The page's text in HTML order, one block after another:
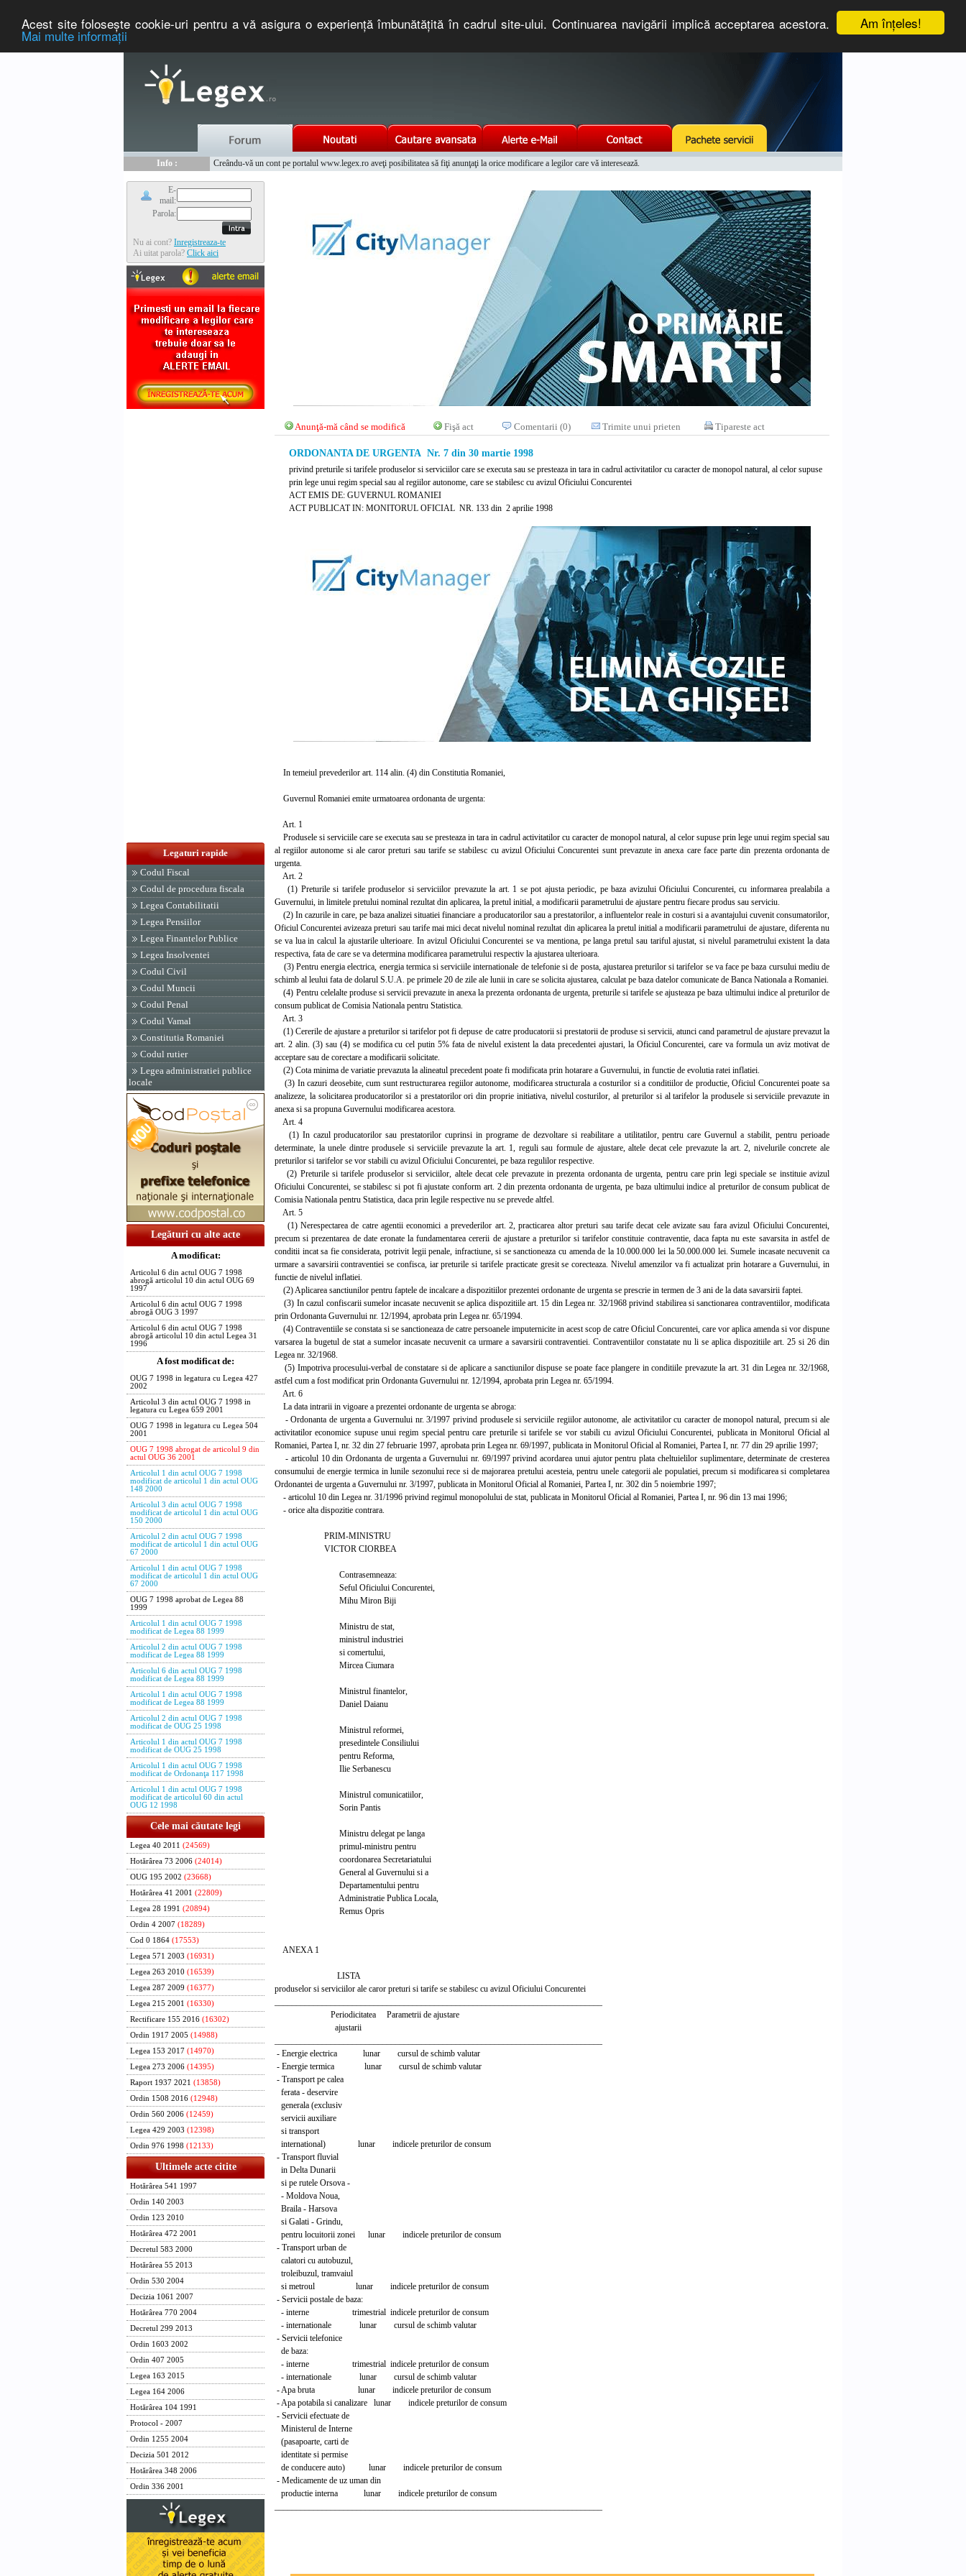
Am înţeles!
Acest site foloseşte cookie-uri pentru a vă asigura o experienţă îmbunătăţită în cadrul site-ului. Continuarea navigării implică acceptarea acestora.
Mai multe informaţii
Info :
Creându-vă un cont pe portalul www.legex.ro aveţi posibilitatea să fiţi anunţaţi la orice modificare a legilor care vă interesează.
E-
mail:
Parola:
Nu ai cont? Inregistreaza-te
Ai uitat parola? Click aici
Legaturi rapide
Codul Fiscal
Codul de procedura fiscala
Legea Contabilitatii
Legea Pensiilor
Legea Finantelor Publice
Legea Insolventei
Codul Civil
Codul Muncii
Codul Penal
Codul Vamal
Constitutia Romaniei
Codul rutier
Legea administratiei publice
locale
Legături cu alte acte
A modificat:
Articolul 6 din actul OUG 7 1998
abrogă articolul 10 din actul OUG 69
1997
Articolul 6 din actul OUG 7 1998
abrogă OUG 3 1997
Articolul 6 din actul OUG 7 1998
abrogă articolul 10 din actul Legea 31
1996
A fost modificat de:
OUG 7 1998 in legatura cu Legea 427
2002
Articolul 3 din actul OUG 7 1998 in
legatura cu Legea 659 2001
OUG 7 1998 in legatura cu Legea 504
2001
OUG 7 1998 abrogat de articolul 9 din
actul OUG 36 2001
Articolul 1 din actul OUG 7 1998
modificat de articolul 1 din actul OUG
148 2000
Articolul 3 din actul OUG 7 1998
modificat de articolul 1 din actul OUG
150 2000
Articolul 2 din actul OUG 7 1998
modificat de articolul 1 din actul OUG
67 2000
Articolul 1 din actul OUG 7 1998
modificat de articolul 1 din actul OUG
67 2000
OUG 7 1998 aprobat de Legea 88
1999
Articolul 1 din actul OUG 7 1998
modificat de Legea 88 1999
Articolul 2 din actul OUG 7 1998
modificat de Legea 88 1999
Articolul 6 din actul OUG 7 1998
modificat de Legea 88 1999
Articolul 1 din actul OUG 7 1998
modificat de Legea 88 1999
Articolul 2 din actul OUG 7 1998
modificat de OUG 25 1998
Articolul 1 din actul OUG 7 1998
modificat de OUG 25 1998
Articolul 1 din actul OUG 7 1998
modificat de Ordonanţa 117 1998
Articolul 1 din actul OUG 7 1998
modificat de articolul 60 din actul
OUG 12 1998
Cele mai căutate legi
Legea 40 2011 (24569)
Hotărârea 73 2006 (24014)
OUG 195 2002 (23668)
Hotărârea 41 2001 (22809)
Legea 28 1991 (20894)
Ordin 4 2007 (18289)
Cod 0 1864 (17553)
Legea 571 2003 (16931)
Legea 263 2010 (16539)
Legea 287 2009 (16377)
Legea 215 2001 (16330)
Rectificare 155 2016 (16302)
Ordin 1917 2005 (14988)
Legea 153 2017 (14970)
Legea 273 2006 (14395)
Raport 1937 2021 (13858)
Ordin 1508 2016 (12948)
Ordin 560 2006 (12459)
Legea 429 2003 (12398)
Ordin 976 1998 (12133)
Ultimele acte citite
Hotărârea 541 1997
Ordin 140 2003
Ordin 123 2010
Hotărârea 472 2001
Decretul 583 2000
Hotărârea 55 2013
Ordin 530 2004
Decizia 1061 2007
Hotărârea 770 2004
Decretul 299 2013
Ordin 1603 2002
Ordin 407 2005
Legea 163 2015
Legea 164 2006
Hotărârea 104 1991
Protocol - 2007
Ordin 1255 2004
Decizia 501 2012
Hotărârea 348 2006
Ordin 336 2001
Anunţă-mă când se modifică Fişă act Comentarii (0) Trimite unui prieten Tipareste act
ORDONANTA DE URGENTA Nr. 7 din 30 martie 1998
privind preturile si tarifele produselor si serviciilor care se executa sau se presteaza in tara in cadrul activitatilor cu caracter de monopol natural, al celor supuse
prin lege unui regim special sau al regiilor autonome, care se stabilesc cu avizul Oficiului Concurentei
ACT EMIS DE: GUVERNUL ROMANIEI
ACT PUBLICAT IN: MONITORUL OFICIAL NR. 133 din 2 aprilie 1998
In temeiul prevederilor art. 114 alin. (4) din Constitutia Romaniei,
Guvernul Romaniei emite urmatoarea ordonanta de urgenta:
Art. 1
Produsele si serviciile care se executa sau se presteaza in tara in cadrul activitatilor cu caracter de monopol natural, al celor supuse prin lege unui regim special sau
al regiilor autonome si ale caror preturi sau tarife se stabilesc cu avizul Oficiului Concurentei sunt prevazute in anexa care face parte din prezenta ordonanta de
urgenta.
Art. 2
(1) Preturile si tarifele produselor si serviciilor prevazute la art. 1 se pot ajusta periodic, pe baza avizului Oficiului Concurentei, cu informarea prealabila a
Guvernului, in limitele pretului nominal rezultat din aplicarea, la pretul initial, a modificarii parametrului de ajustare pentru fiecare produs sau serviciu.
(2) In cazurile in care, pe baza analizei situatiei financiare a producatorilor sau a prestatorilor, a influentelor reale in costuri si a avantajului cuvenit consumatorilor,
Oficiul Concurentei avizeaza preturi sau tarife mai mici decat nivelul nominal rezultat din aplicarea la pretul initial a modificarii parametrului de ajustare, diferenta nu
se va lua in calcul la ajustarile ulterioare. In avizul Oficiului Concurentei se va mentiona, pe langa pretul sau tariful ajustat, si nivelul parametrului existent la data
respectiva, fata de care se va determina modificarea parametrului respectiv la ajustarea ulterioara.
(3) Pentru energia electrica, energia termica si serviciile internationale de telefonie si de posta, ajustarea preturilor si tarifelor se va face pe baza cursului mediu de
schimb al leului fata de dolarul S.U.A. pe primele 20 de zile ale lunii in care se solicita ajustarea, calculat pe baza datelor comunicate de Banca Nationala a Romaniei.
(4) Pentru celelalte produse si servicii prevazute in anexa la prezenta ordonanta de urgenta, preturile si tarifele se ajusteaza pe baza ultimului indice al preturilor de
consum publicat de Comisia Nationala pentru Statistica.
Art. 3
(1) Cererile de ajustare a preturilor si tarifelor pot fi depuse de catre producatorii si prestatorii de produse si servicii, atunci cand parametrul de ajustare prevazut la
art. 2 alin. (3) sau (4) se modifica cu cel putin 5% fata de nivelul existent la data precedentei ajustari, la Oficiul Concurentei, care va formula un aviz motivat de
acceptare sau de corectare a modificarii solicitate.
(2) Cota minima de variatie prevazuta la alineatul precedent poate fi modificata prin hotarare a Guvernului, in functie de evolutia ratei inflatiei.
(3) In cazuri deosebite, cum sunt restructurarea regiilor autonome, modificarea structurala a costurilor si a conditiilor de productie, Oficiul Concurentei poate sa
analizeze, la solicitarea producatorilor si a prestatorilor ori din proprie initiativa, nivelul costurilor, al preturilor si al tarifelor la produsele si serviciile prevazute in
anexa si sa propuna Guvernului modificarea acestora.
Art. 4
(1) In cazul producatorilor sau prestatorilor cuprinsi in programe de dezvoltare si reabilitare a utilitatilor, pentru care Guvernul a stabilit, pentru perioade
determinate, la unele dintre produsele si serviciile prevazute la art. 1, reguli sau formule de ajustare, altele decat cele prevazute la art. 2, nivelurile concrete ale
preturilor si tarifelor se vor stabili cu avizul Oficiului Concurentei, pe baza regulilor respective.
(2) Preturile si tarifele produselor si serviciilor, altele decat cele prevazute in prezenta ordonanta de urgenta, pentru care prin legi speciale se instituie avizul
Oficiului Concurentei, se stabilesc si pot fi ajustate conform art. 2 din prezenta ordonanta de urgenta, pe baza ultimului indice al preturilor de consum publicat de
Comisia Nationala pentru Statistica, daca prin legile respective nu se prevede altfel.
Art. 5
(1) Nerespectarea de catre agentii economici a prevederilor art. 2, practicarea altor preturi sau tarife decat cele avizate sau fara avizul Oficiului Concurentei,
precum si prezentarea de date eronate la fundamentarea cererii de ajustare a preturilor si tarifelor constituie contraventie, daca fapta nu este savarsita in astfel de
conditii incat sa fie considerata, potrivit legii penale, infractiune, si se sanctioneaza cu amenda de la 10.000.000 lei la 50.000.000 lei. Sumele incasate necuvenit ca
urmare a savarsirii contraventiei se confisca, iar preturile si tarifele practicate gresit se corecteaza. Nivelul amenzilor va fi actualizat prin hotarare a Guvernului, in
functie de nivelul inflatiei.
(2) Aplicarea sanctiunilor pentru faptele de incalcare a dispozitiilor prezentei ordonante de urgenta se prescrie in termen de 3 ani de la data savarsirii faptei.
(3) In cazul confiscarii sumelor incasate necuvenit se aplica dispozitiile art. 15 din Legea nr. 32/1968 privind stabilirea si sanctionarea contraventiilor, modificata
prin Ordonanta Guvernului nr. 12/1994, aprobata prin Legea nr. 65/1994.
(4) Contraventiile se constata si se sanctioneaza de catre persoanele imputernicite in acest scop de catre Oficiul Concurentei, care vor aplica amenda si vor dispune
varsarea la bugetul de stat a sumelor incasate necuvenit ca urmare a savarsirii contraventiei. Contraventiilor constatate nu li se aplica dispozitiile art. 25 si 26 din
Legea nr. 32/1968.
(5) Impotriva procesului-verbal de constatare si de aplicare a sanctiunilor dispuse se poate face plangere in conditiile prevazute la art. 31 din Legea nr. 32/1968,
astfel cum a fost modificat prin Ordonanta Guvernului nr. 12/1994, aprobata prin Legea nr. 65/1994.
Art. 6
La data intrarii in vigoare a prezentei ordonante de urgenta se abroga:
- Ordonanta de urgenta a Guvernului nr. 3/1997 privind produsele si serviciile regiilor autonome, ale activitatilor cu caracter de monopol natural, precum si ale
activitatilor economice supuse unui regim special pentru care preturile si tarifele se vor stabili cu avizul Oficiului Concurentei, publicata in Monitorul Oficial al
Romaniei, Partea I, nr. 32 din 27 februarie 1997, aprobata prin Legea nr. 69/1997, publicata in Monitorul Oficial al Romaniei, Partea I, nr. 77 din 29 aprilie 1997;
- articolul 10 din Ordonanta de urgenta a Guvernului nr. 69/1997 privind acordarea unui ajutor pentru plata cheltuielilor suplimentare, determinate de cresterea
consumului de energie termica in lunile sezonului rece si de majorarea pretului acesteia, pentru unele categorii ale populatiei, precum si modificarea si completarea
Ordonantei de urgenta a Guvernului nr. 3/1997, publicata in Monitorul Oficial al Romaniei, Partea I, nr. 302 din 5 noiembrie 1997;
- articolul 10 din Legea nr. 31/1996 privind regimul monopolului de stat, publicata in Monitorul Oficial al Romaniei, Partea I, nr. 96 din 13 mai 1996;
- orice alta dispozitie contrara.
PRIM-MINISTRU
VICTOR CIORBEA
Contrasemneaza:
Seful Oficiului Concurentei,
Mihu Miron Biji
Ministru de stat,
ministrul industriei
si comertului,
Mircea Ciumara
Ministrul finantelor,
Daniel Daianu
Ministrul reformei,
presedintele Consiliului
pentru Reforma,
Ilie Serbanescu
Ministrul comunicatiilor,
Sorin Pantis
Ministru delegat pe langa
primul-ministru pentru
coordonarea Secretariatului
General al Guvernului si a
Departamentului pentru
Administratie Publica Locala,
Remus Opris
ANEXA 1
LISTA
produselor si serviciilor ale caror preturi si tarife se stabilesc cu avizul Oficiului Concurentei
Periodicitatea Parametrii de ajustare
ajustarii
- Energie electrica lunar cursul de schimb valutar
- Energie termica lunar cursul de schimb valutar
- Transport pe calea
ferata - deservire
generala (exclusiv
servicii auxiliare
si transport
international) lunar indicele preturilor de consum
- Transport fluvial
in Delta Dunarii
si pe rutele Orsova -
- Moldova Noua,
Braila - Harsova
si Galati - Grindu,
pentru locuitorii zonei lunar indicele preturilor de consum
- Transport urban de
calatori cu autobuzul,
troleibuzul, tramvaiul
si metroul lunar indicele preturilor de consum
- Servicii postale de baza:
- interne trimestrial indicele preturilor de consum
- internationale lunar cursul de schimb valutar
- Servicii telefonice
de baza:
- interne trimestrial indicele preturilor de consum
- internationale lunar cursul de schimb valutar
- Apa bruta lunar indicele preturilor de consum
- Apa potabila si canalizare lunar indicele preturilor de consum
- Servicii efectuate de
Ministerul de Interne
(pasapoarte, carti de
identitate si permise
de conducere auto) lunar indicele preturilor de consum
- Medicamente de uz uman din
productie interna lunar indicele preturilor de consum